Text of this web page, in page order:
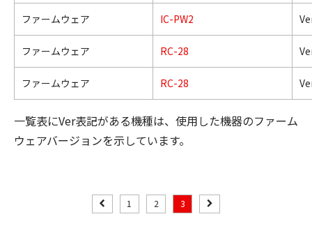
ファームウェア IC-PW2
ファームウェア RC-28
ファームウェア RC-28
一覧表にVer表記がある機種は、使用した機器のファーム
ウェアバージョンを示しています。
1 2 3